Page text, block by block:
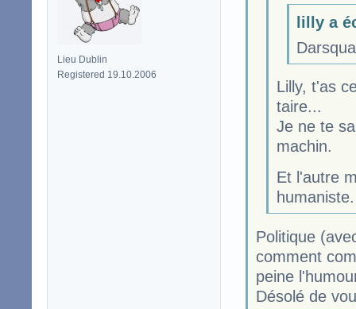
Lieu Dublin
Registered 19.10.2006
lilly a
Lilly, t'as
taire...
Je ne te
machin.
Et l'autre
humaniste.
Politique
comment
peine
Désolé de